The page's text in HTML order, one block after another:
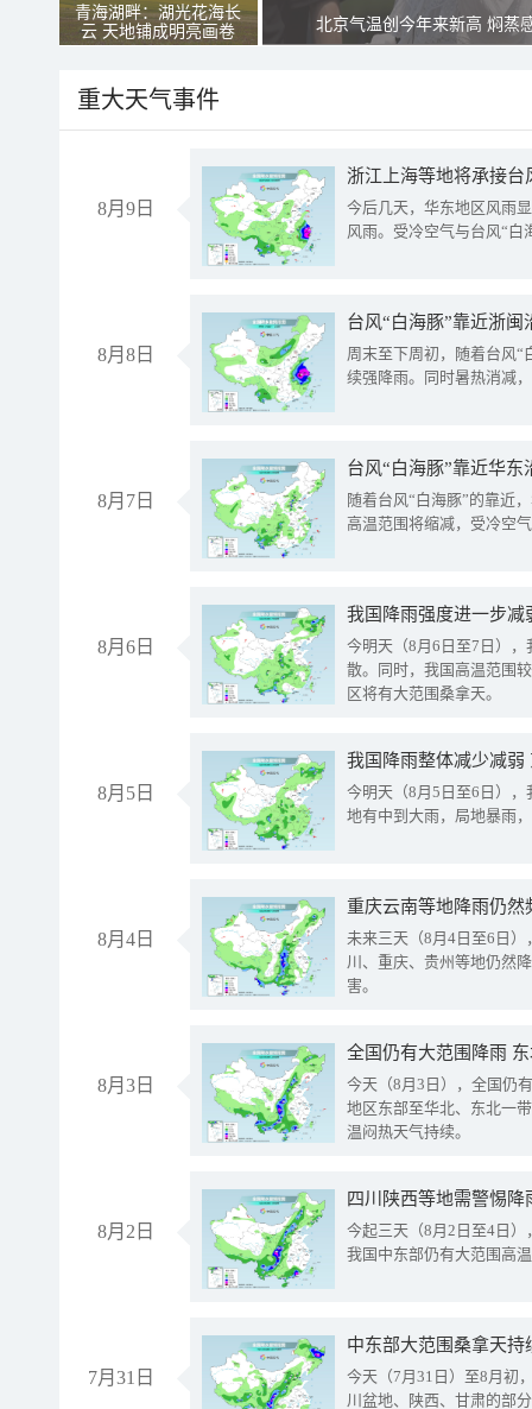
青海湖畔：湖光花海长
云 天地铺成明亮画卷
北京气温创今年来新高 焖蒸
重大天气事件
8月9日
浙江上海等地将承接台
今后几天，华东地区风雨
风雨。受冷空气与台风“白
8月8日
台风“白海豚”靠近浙
周末至下周初，随着台风“
续强降雨。同时暑热消减
8月7日
台风“白海豚”靠近华
随着台风“白海豚”的靠近
高温范围将缩减，受冷空
8月6日
今明天（8月6日至7日）
散。同时，我国高温范围
区将有大范围桑拿天。
8月5日
我国降雨整体减少减弱
今明天（8月5日至6日）
地有中到大雨，局地暴雨
8月4日
重庆云南等地降雨仍然
未来三天（8月4日至6日
川、重庆、贵州等地仍然
害。
8月3日
全国仍有大范围降雨
今天（8月3日），全国仍
地区东部至华北、东北一
温闷热天气持续。
8月2日
今起三天（8月2日至4日
我国中东部仍有大范围高
7月31日
中东部大范围桑拿天
今天（7月31日）至8月初
川盆地、陕西、甘肃的部